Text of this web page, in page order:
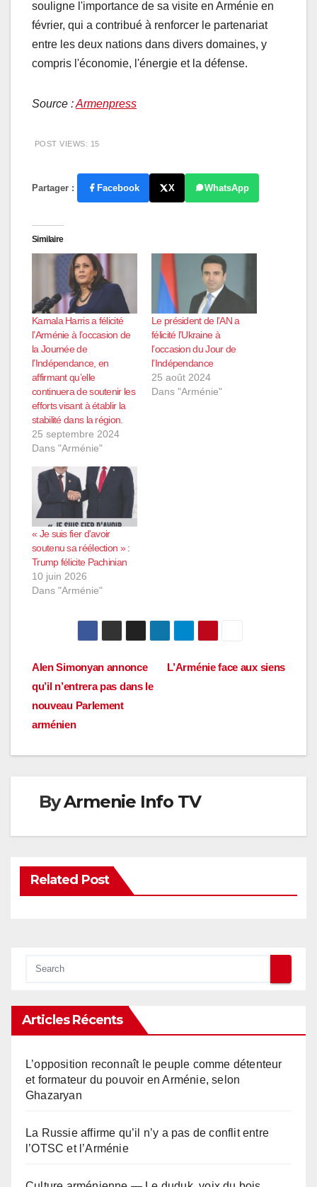
souligne l'importance de sa visite en Arménie en
février, qui a contribué à renforcer le partenariat
entre les deux nations dans divers domaines, y
compris l'économie, l'énergie et la défense.
Source :Armenpress
POST VIEWS: 15
Partager : Facebook X WhatsApp
Similaire
Kamala Harris a félicité
l’Arménie à l’occasion de
la Journée de
l’Indépendance, en
affirmant qu’elle
continuera de soutenir les
efforts visant à établir la
stabilité dans la région.
25 septembre 2024
Dans "Arménie"
Le président de l’AN a
félicité l’Ukraine à
l’occasion du Jour de
l’Indépendance
25 août 2024
Dans "Arménie"
« Je suis fier d’avoir
soutenu sa réélection » :
Trump félicite Pachinian
10 juin 2026
Dans "Arménie"
Navigation
de
l’article
L’Arménie face aux siens
Alen Simonyan annonce
qu’il n’entrera pas dans le
nouveau Parlement
arménien
ByArmenie Info TV
Related Post
Articles Récents
L’opposition reconnaît le peuple comme détenteur
et formateur du pouvoir en Arménie, selon
Ghazaryan
La Russie affirme qu’il n’y a pas de conflit entre
l’OTSC et l’Arménie